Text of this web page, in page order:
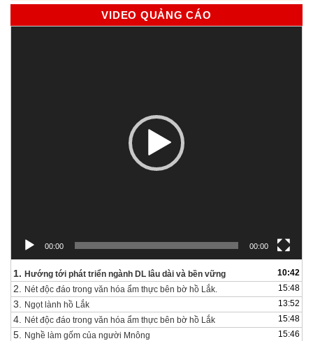
VIDEO QUẢNG CÁO
00:00 00:00
1. Hướng tới phát triển ngành DL lâu dài và bền vững 10:42
2. Nét độc đáo trong văn hóa ẩm thực bên bờ hồ Lắk. 15:48
3. Ngọt lành hồ Lắk 13:52
4. Nét độc đáo trong văn hóa ẩm thực bên bờ hồ Lắk 15:48
5. Nghề làm gốm của người Mnông 15:46